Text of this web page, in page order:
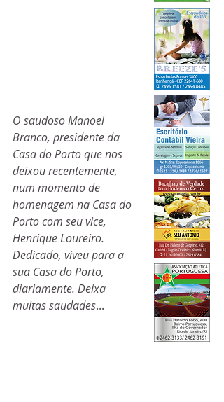
O saudoso Manoel
Branco, presidente da
Casa do Porto que nos
deixou recentemente,
num momento de
homenagem na Casa do
Porto com seu vice,
Henrique Loureiro.
Dedicado, viveu para a
sua Casa do Porto,
diariamente. Deixa
muitas saudades...